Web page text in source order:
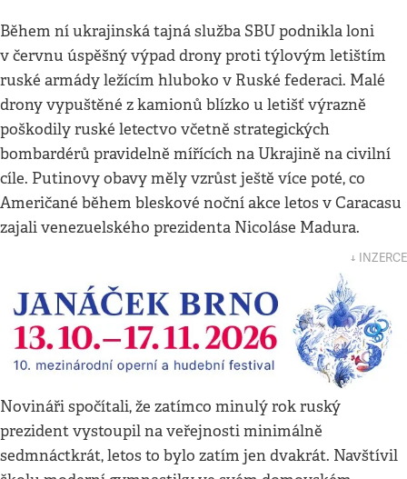
Během ní ukrajinská tajná služba SBU podnikla loni
v červnu úspěšný výpad drony proti týlovým letištím
ruské armády ležícím hluboko v Ruské federaci. Malé
drony vypuštěné z kamionů blízko u letišť výrazně
poškodily ruské letectvo včetně strategických
bombardérů pravidelně mířících na Ukrajině na civilní
cíle. Putinovy obavy měly vzrůst ještě více poté, co
Američané během bleskové noční akce letos v Caracasu
zajali venezuelského prezidenta Nicoláse Madura.
↓ INZERCE
Novináři spočítali, že zatímco minulý rok ruský
prezident vystoupil na veřejnosti minimálně
sedmnáctkrát, letos to bylo zatím jen dvakrát. Navštívil